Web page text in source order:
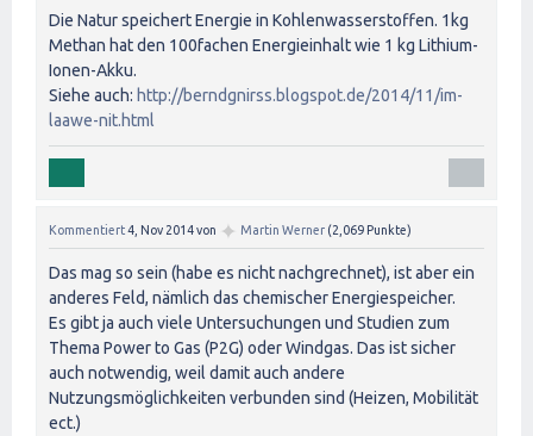
Die Natur speichert Energie in Kohlenwasserstoffen. 1kg
Methan hat den 100fachen Energieinhalt wie 1 kg Lithium-
Ionen-Akku.
Siehe auch: http://berndgnirss.blogspot.de/2014/11/im-
laawe-nit.html
Kommentiert4, Nov 2014von ✦ Martin Werner (2,069 Punkte)
Das mag so sein (habe es nicht nachgrechnet), ist aber ein
anderes Feld, nämlich das chemischer Energiespeicher.
Es gibt ja auch viele Untersuchungen und Studien zum
Thema Power to Gas (P2G) oder Windgas. Das ist sicher
auch notwendig, weil damit auch andere
Nutzungsmöglichkeiten verbunden sind (Heizen, Mobilität
ect.)